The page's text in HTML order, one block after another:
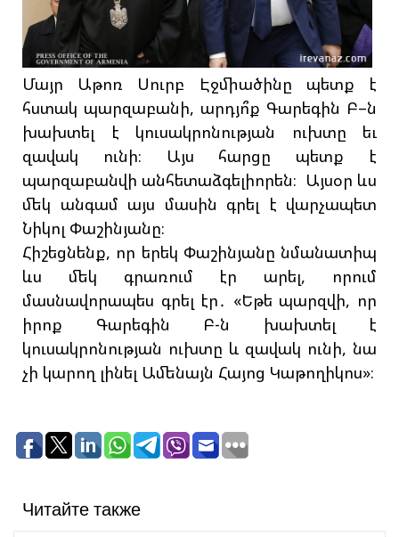
Մայր Աթոռ Սուրբ Էջմիածինը պետք է
հստակ պարզաբանի, արդյո՞ք Գարեգին Բ–ն
խախտել է կուսակրոնության ուխտը եւ
զավակ ունի։ Այս հարցը պետք է
պարզաբանվի անհետաձգելիորեն։ Այսօր ևս
մեկ անգամ այս մասին գրել է վարչապետ
Նիկոլ Փաշինյանը։
Հիշեցնենք, որ երեկ Փաշինյանը նմանատիպ
ևս մեկ գրառում էր արել, որում
մասնավորապես գրել էր․ «Եթե պարզվի, որ
իրոք Գարեգին Բ-ն խախտել է
կուսակրոնության ուխտը և զավակ ունի, նա
չի կարող լինել Ամենայն Հայոց Կաթողիկոս»։
Читайте также